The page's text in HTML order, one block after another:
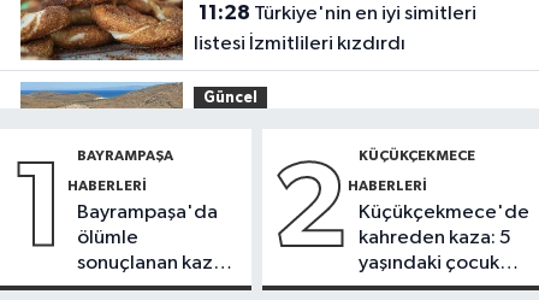
11:28
listesi İzmitlileri kızdırdı
Güncel
içinden yürüyerek geçiyorlar
Güncel
bugünden şekilleniyor’
1 BAYRAMPAŞA
HABERLERI
Bayrampaşa'da
ölümle
sonuçlanan kaza:
Sürücü
2 KÜÇÜKÇEKMECE
HABERLERI
Küçükçekmece'de
kahreden kaza: 5
yaşındaki çocuk
yoğun bakımda